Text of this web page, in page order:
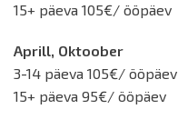
15+ päeva 105€/ ööpäev
Aprill, Oktoober
3-14 päeva 105€/ ööpäev
15+ päeva 95€/ ööpäev